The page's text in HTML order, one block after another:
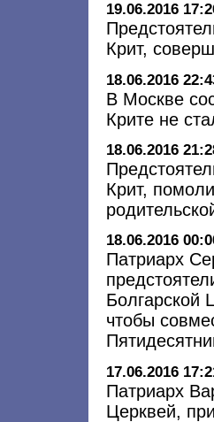
19.06.2016
Крит,
18.06.2016
В Москве
Крите не
18.06.2016
Крит,
18.06.2016
Патриарх
Болгарской
чтобы
17.06.2016
Патриарх
Церквей,